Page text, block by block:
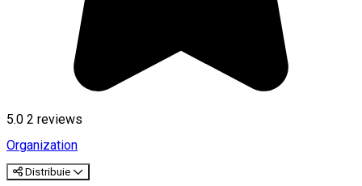
5.0 2 reviews
Organization
Distribuie